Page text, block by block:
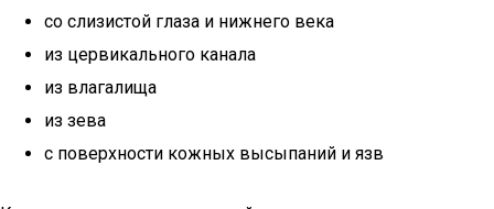
со слизистой глаза и нижнего века
из цервикального канала
из влагалища
из зева
с поверхности кожных высыпаний и язв